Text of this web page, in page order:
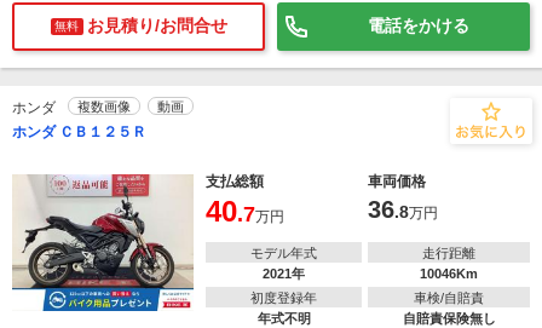
無料 お見積り/お問合せ 電話をかける
ホンダ 複数画像 動画
ホンダ ＣＢ１２５Ｒ
支払総額 車両価格
40.7万円 36.8万円
モデル年式
2021年
走行距離
10046Km
初度登録年
年式不明
車検/自賠責
自賠責保険無し